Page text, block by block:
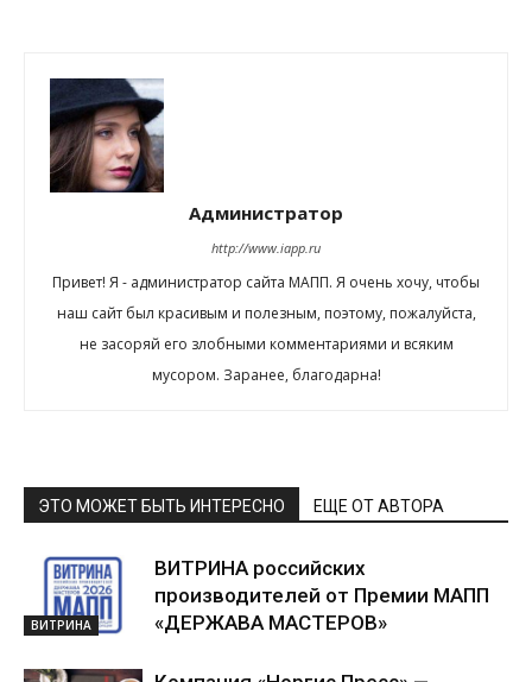
Администратор
http://www.iapp.ru
Привет! Я - администратор сайта МАПП. Я очень хочу, чтобы
наш сайт был красивым и полезным, поэтому, пожалуйста,
не засоряй его злобными комментариями и всяким
мусором. Заранее, благодарна!
ЭТО МОЖЕТ БЫТЬ ИНТЕРЕСНО ЕЩЕ ОТ АВТОРА
ВИТРИНА
ВИТРИНА российских
производителей от Премии МАПП
«ДЕРЖАВА МАСТЕРОВ»